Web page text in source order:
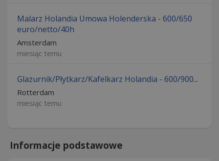
Malarz Holandia Umowa Holenderska - 600/650
euro/netto/40h
Amsterdam
miesiąc temu
Glazurnik/Płytkarz/Kafelkarz Holandia - 600/900...
Rotterdam
miesiąc temu
Informacje podstawowe